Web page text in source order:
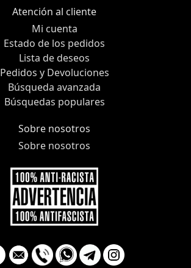
Atención al cliente
Mi cuenta
Estado de los pedidos
Lista de deseos
Pedidos y Devoluciones
Búsqueda avanzada
Búsquedas populares
Sobre nosotros
Sobre nosotros